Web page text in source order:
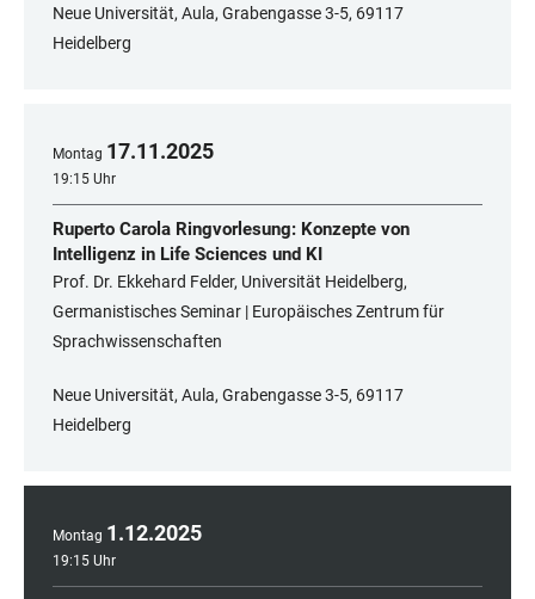
Neue Universität, Aula, Grabengasse 3-5, 69117
Heidelberg
Montag 17.11.2025
19:15 Uhr
Ruperto Carola Ringvorlesung: Konzepte von
Intelligenz in Life Sciences und KI
Prof. Dr. Ekkehard Felder, Universität Heidelberg,
Germanistisches Seminar | Europäisches Zentrum für
Sprachwissenschaften
Neue Universität, Aula, Grabengasse 3-5, 69117
Heidelberg
Montag 1.12.2025
19:15 Uhr